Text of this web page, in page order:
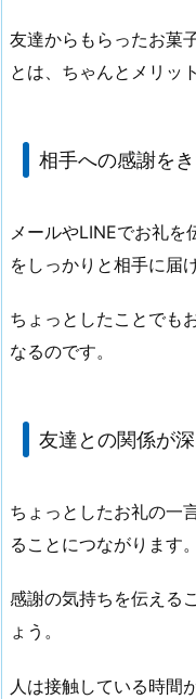
友達からもらったお菓
とは、ちゃんとメリッ
相手への感謝を
メールやLINEでお礼
をしっかりと相手に届
ちょっとしたことでも
なるのです。
友達との関係が
ちょっとしたお礼の一
ることにつながります。
感謝の気持ちを伝える
ょう。
人は接触している時間